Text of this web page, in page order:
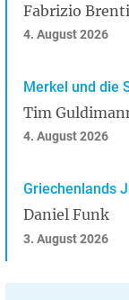
Fabrizio
4. August 2026
Merkel und die
Tim
4. August 2026
Griechenlands
Daniel Funk
3. August 2026